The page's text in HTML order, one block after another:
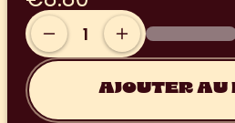
AJOUTER AU